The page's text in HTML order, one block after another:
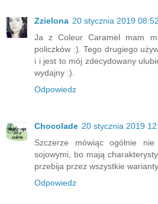
Zzielona 20 stycznia 2019 08:52
Ja z Coleur Caramel mam
policzków :). Tego drugiego
i i jest to mój zdecydowany
wydajny :).
Odpowiedz
Chocolade 20 stycznia 2019
Szczerze mówiąc ogólnie
sojowymi, bo mają
przebija przez wszystkie
Odpowiedz